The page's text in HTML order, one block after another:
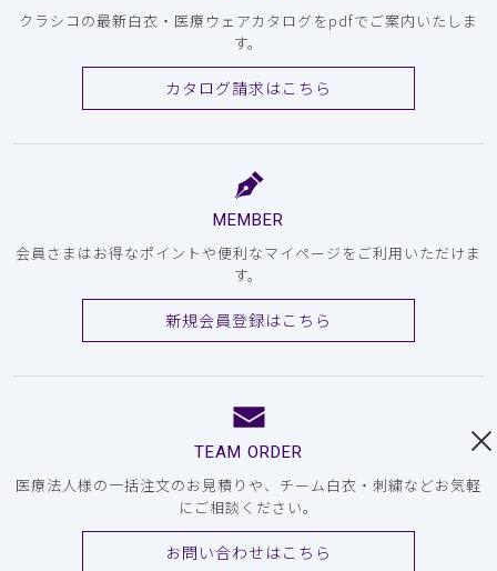
クラシコの最新白衣・医療ウェアカタログをpdfでご案内いたしま
す。
カタログ請求はこちら
MEMBER
会員さまはお得なポイントや便利なマイページをご利用いただけま
す。
新規会員登録はこちら
TEAM ORDER
医療法人様の一括注文のお見積りや、チーム白衣・刺繍などお気軽
にご相談ください。
お問い合わせはこちら